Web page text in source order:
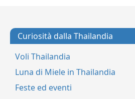
Curiosità dalla Thailandia
Voli Thailandia
Luna di Miele in Thailandia
Feste ed eventi